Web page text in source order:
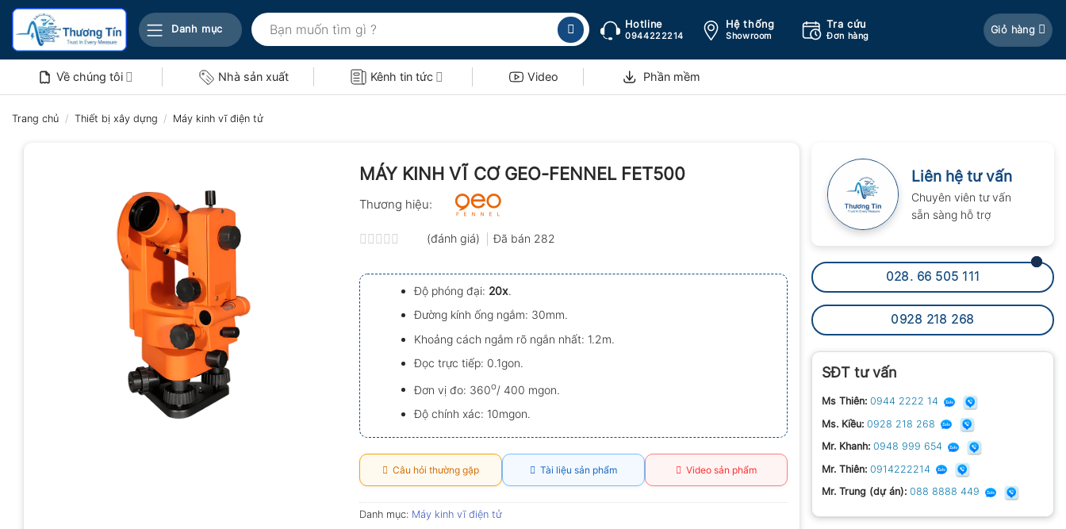
Bỏ
nội
Danh mục
Tìm
kiếm:
Hotline
0944222214
Hệ thống
Showroom
Tra cứu
Đơn hàng
Giỏ hàng
Về chúng tôi Nhà sản xuất Kênh tin tức Video Phần mềm
Trang chủ / Thiết bị xây dựng / Máy kinh vĩ điện tử
Liên hệ tư vấn
Chuyên viên tư vấn
sẵn sàng hỗ trợ
028. 66 505 111
0928 218 268
SĐT tư vấn
Ms Thiên: 0944 2222 14
Ms. Kiều: 0928 218 268
Mr. Khanh: 0948 999 654
Mr. Thiên: 0914222214
Mr. Trung (dự án): 088 8888 449
MÁY KINH VĨ CƠ GEO-FENNEL FET500
Thương hiệu:
xếp
hạng
0.0
5
sao
(đánh giá) Đã bán 282
Độ phóng đại: 20x.
Đường kính ống ngắm: 30mm.
Khoảng cách ngắm rõ ngắn nhất: 1.2m.
Đọc trực tiếp: 0.1gon.
Đơn vị đo: 360o/ 400 mgon.
Độ chính xác: 10mgon.
Câu hỏi thường gặp Tài liệu sản phẩm Video sản phẩm
Danh mục: Máy kinh vĩ điện tử